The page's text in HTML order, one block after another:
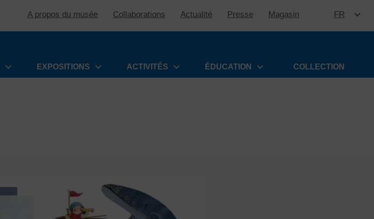
A propos du musée Collaborations Actualité Presse Magasin FR
EXPOSITIONS ACTIVITÉS ÉDUCATION COLLECTION